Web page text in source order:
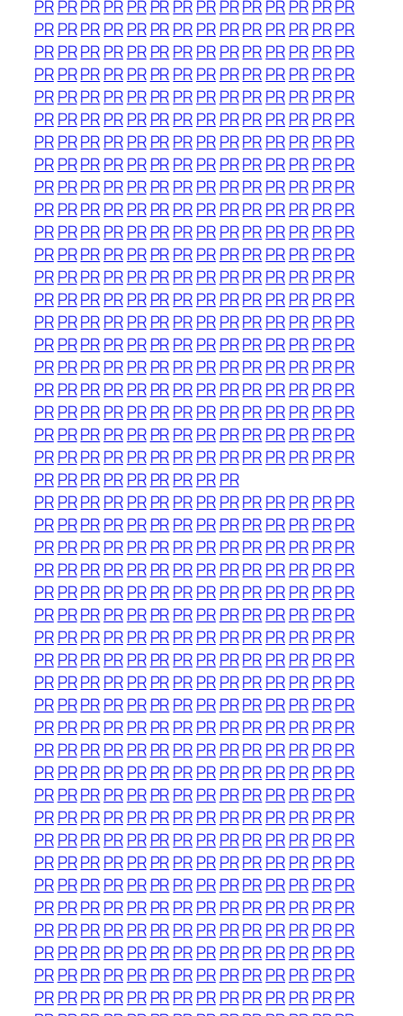
PRPRPRPRPR PRPRPRPRPRPRPR PRPR
PRPRPRPRPR PRPRPRPRPRPRPR PRPR
PRPRPRPRPR PRPRPRPRPRPRPR PRPR
PRPRPRPRPR PRPRPRPRPRPRPR PRPR
PRPRPRPRPR PRPRPRPRPRPRPR PRPR
PRPRPRPRPR PRPRPRPRPRPRPR PRPR
PRPRPRPRPR PRPRPRPRPRPRPR PRPR
PRPRPRPRPR PRPRPRPRPRPRPR PRPR
PRPRPRPRPR PRPRPRPRPRPRPR PRPR
PRPRPRPRPR PRPRPRPRPRPRPR PRPR
PRPRPRPRPR PRPRPRPRPRPRPR PRPR
PRPRPRPRPR PRPRPRPRPRPRPR PRPR
PRPRPRPRPR PRPRPRPRPRPRPR PRPR
PRPRPRPRPR PRPRPRPRPRPRPR PRPR
PRPRPRPRPR PRPRPRPRPRPRPR PRPR
PRPRPRPRPR PRPRPRPRPRPRPR PRPR
PRPRPRPRPR PRPRPRPRPRPRPR PRPR
PRPRPRPRPR PRPRPRPRPRPRPR PRPR
PRPRPRPRPR PRPRPRPRPRPRPR PRPR
PRPRPRPRPR PRPRPRPRPRPRPR PRPR
PRPRPRPRPR PRPRPRPRPRPRPR PRPR
PRPRPRPRPR PRPRPRPR
PRPRPRPRPR PRPRPRPRPRPRPR PRPR
PRPRPRPRPR PRPRPRPRPRPRPR PRPR
PRPRPRPRPR PRPRPRPRPRPRPR PRPR
PRPRPRPRPR PRPRPRPRPRPRPR PRPR
PRPRPRPRPR PRPRPRPRPRPRPR PRPR
PRPRPRPRPR PRPRPRPRPRPRPR PRPR
PRPRPRPRPR PRPRPRPRPRPRPR PRPR
PRPRPRPRPR PRPRPRPRPRPRPR PRPR
PRPRPRPRPR PRPRPRPRPRPRPR PRPR
PRPRPRPRPR PRPRPRPRPRPRPR PRPR
PRPRPRPRPR PRPRPRPRPRPRPR PRPR
PRPRPRPRPR PRPRPRPRPRPRPR PRPR
PRPRPRPRPR PRPRPRPRPRPRPR PRPR
PRPRPRPRPR PRPRPRPRPRPRPR PRPR
PRPRPRPRPR PRPRPRPRPRPRPR PRPR
PRPRPRPRPR PRPRPRPRPRPRPR PRPR
PRPRPRPRPR PRPRPRPRPRPRPR PRPR
PRPRPRPRPR PRPRPRPRPRPRPR PRPR
PRPRPRPRPR PRPRPRPRPRPRPR PRPR
PRPRPRPRPR PRPRPRPRPRPRPR PRPR
PRPRPRPRPR PRPRPRPRPRPRPR PRPR
PRPRPRPRPR PRPRPRPRPRPRPR PRPR
PRPRPRPRPR PRPRPRPRPRPRPR PRPR